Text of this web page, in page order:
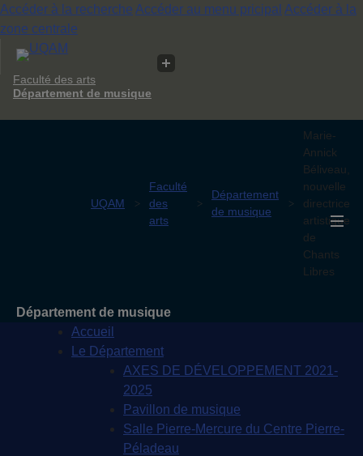
Accéder à la recherche Accéder au menu pricipal Accéder à la
zone centrale
Faculté des arts
Département de musique
UQAM
Faculté
des
arts
Département
de musique
Marie-
Annick
Béliveau,
nouvelle
directrice
artistique
de
Chants
Libres
Département de musique
Accueil
Le Département
AXES DE DÉVELOPPEMENT 2021-
2025
Pavillon de musique
Salle Pierre-Mercure du Centre Pierre-
Péladeau